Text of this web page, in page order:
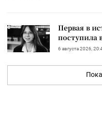
Первая в
6 августа 2026,